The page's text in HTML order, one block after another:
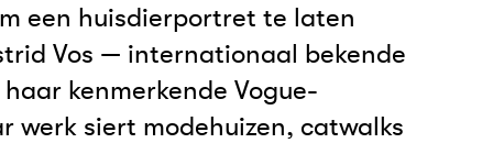
een huisdierportret te laten
Vos — internationaal bekende
kenmerkende Vogue-
werk siert modehuizen, catwalks